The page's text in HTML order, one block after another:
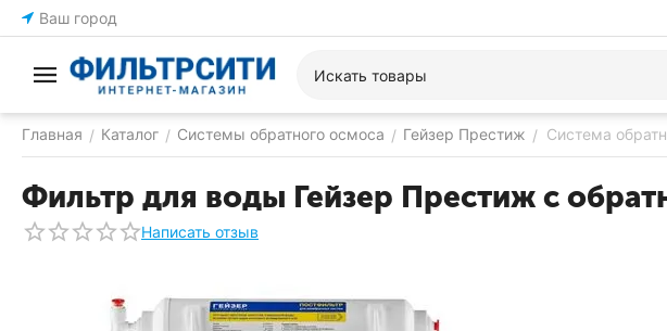
Ваш город
Главная / Каталог / Системы обратного осмоса / Гейзер Престиж / Система
Фильтр для воды Гейзер Престиж с
Написать отзыв